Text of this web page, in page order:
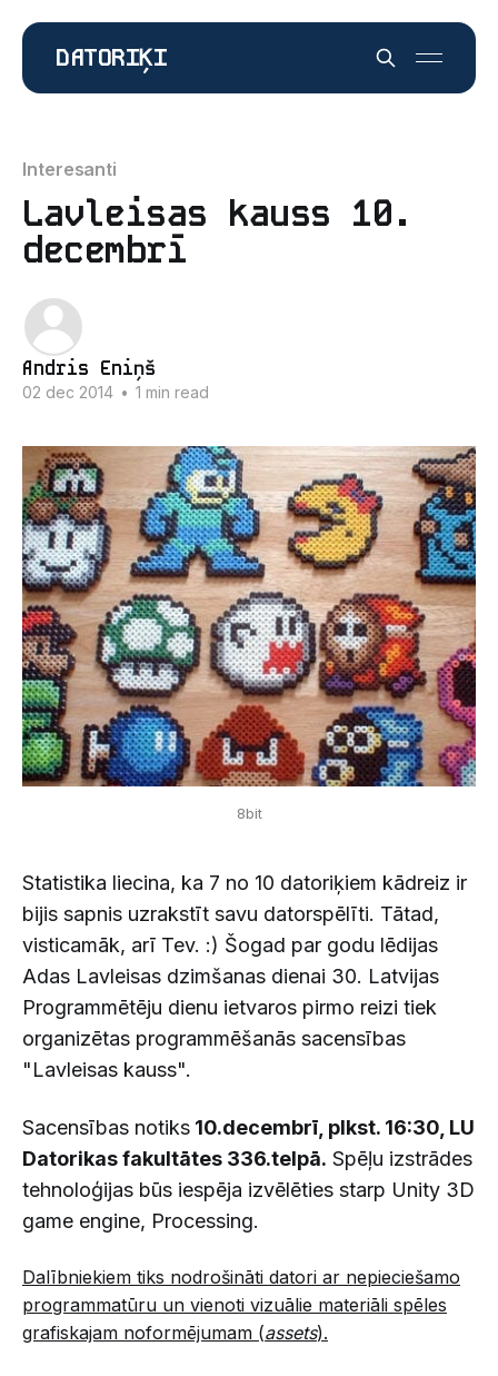
DATORIĶI
Interesanti
Lavleisas kauss 10.
decembrī
Andris Eniņš
02 dec 2014 • 1 min read
8bit
Statistika liecina, ka 7 no 10 datoriķiem kādreiz ir
bijis sapnis uzrakstīt savu datorspēlīti. Tātad,
visticamāk, arī Tev. :) Šogad par godu lēdijas
Adas Lavleisas dzimšanas dienai 30. Latvijas
Programmētēju dienu ietvaros pirmo reizi tiek
organizētas programmēšanās sacensības
"Lavleisas kauss".
Sacensības notiks 10.decembrī, plkst. 16:30, LU
Datorikas fakultātes 336.telpā. Spēļu izstrādes
tehnoloģijas būs iespēja izvēlēties starp Unity 3D
game engine, Processing.
Dalībniekiem tiks nodrošināti datori ar nepieciešamo
programmatūru un vienoti vizuālie materiāli spēles
grafiskajam noformējumam (assets).